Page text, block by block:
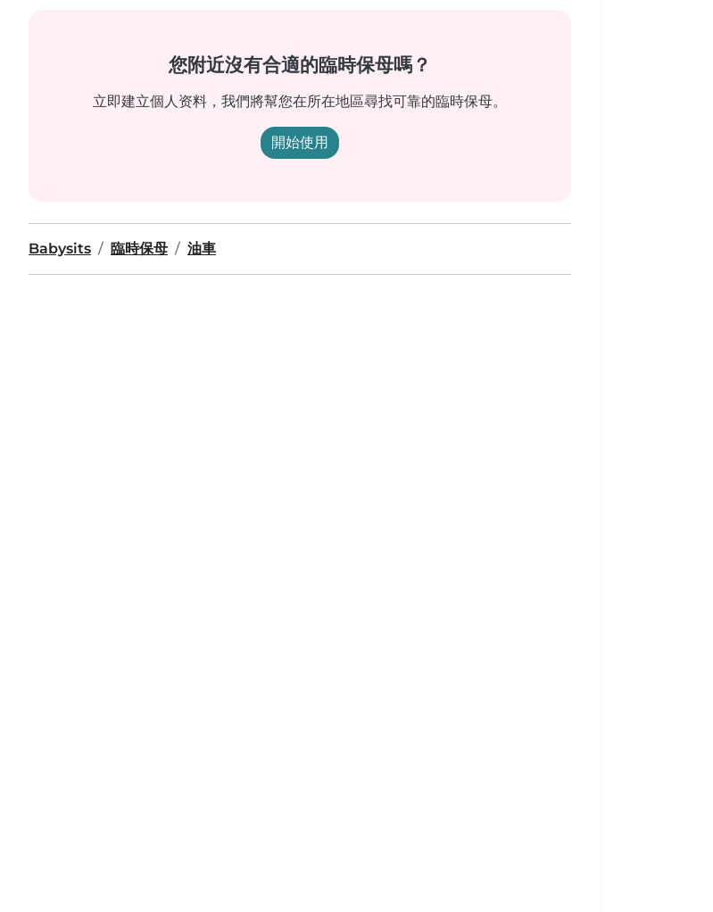
您附近沒有合適的臨時保母嗎？
立即建立個人资料，我們將幫您在所在地區尋找可靠的臨時保母。
開始使用
Babysits 臨時保母 油車